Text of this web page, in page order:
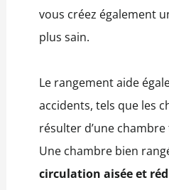
vous créez également
plus sain.
Le rangement aide
accidents, tels que les
résulter d’une
Une chambre bien
circulation aisée et